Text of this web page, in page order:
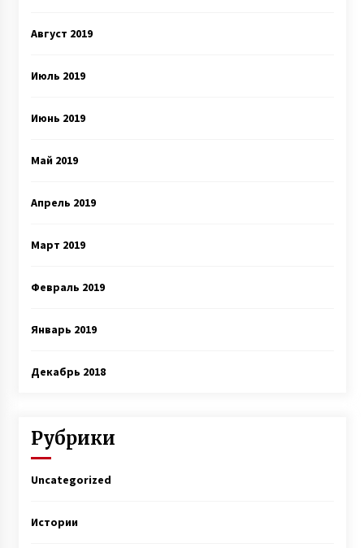
Август 2019
Июль 2019
Июнь 2019
Май 2019
Апрель 2019
Март 2019
Февраль 2019
Январь 2019
Декабрь 2018
Рубрики
Uncategorized
Истории